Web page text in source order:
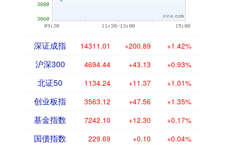
深证成指 14311.01 +200.89 +1.42%
沪深300 4694.44 +43.13 +0.93%
北证50 1134.24 +11.37 +1.01%
创业板指 3563.12 +47.56 +1.35%
基金指数 7242.10 +12.30 +0.17%
国债指数 229.69 +0.10 +0.04%